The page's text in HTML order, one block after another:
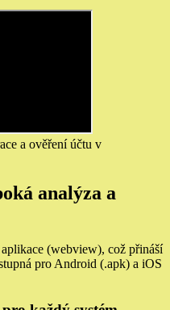
a ověření účtu v
analýza a
(webview), což přináší
pro Android (.apk) a iOS